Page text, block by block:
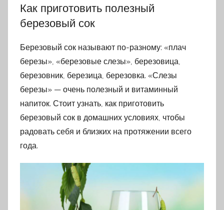
Как приготовить полезный
березовый сок
Березовый сок называют по-разному: «плач
березы», «березовые слезы», березовица,
березовник, березица, березовка. «Слезы
березы» — очень полезный и витаминный
напиток. Стоит узнать, как приготовить
березовый сок в домашних условиях, чтобы
радовать себя и близких на протяжении всего
года.